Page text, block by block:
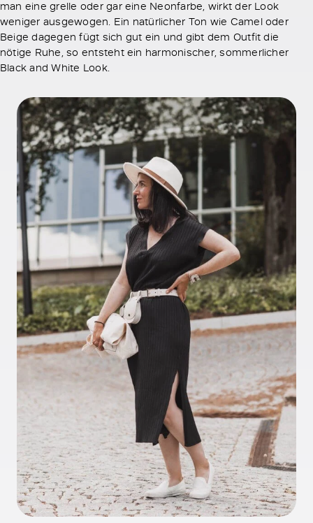
man eine grelle oder gar eine Neonfarbe, wirkt der Look
weniger ausgewogen. Ein natürlicher Ton wie Camel oder
Beige dagegen fügt sich gut ein und gibt dem Outfit die
nötige Ruhe, so entsteht ein harmonischer, sommerlicher
Black and White Look.